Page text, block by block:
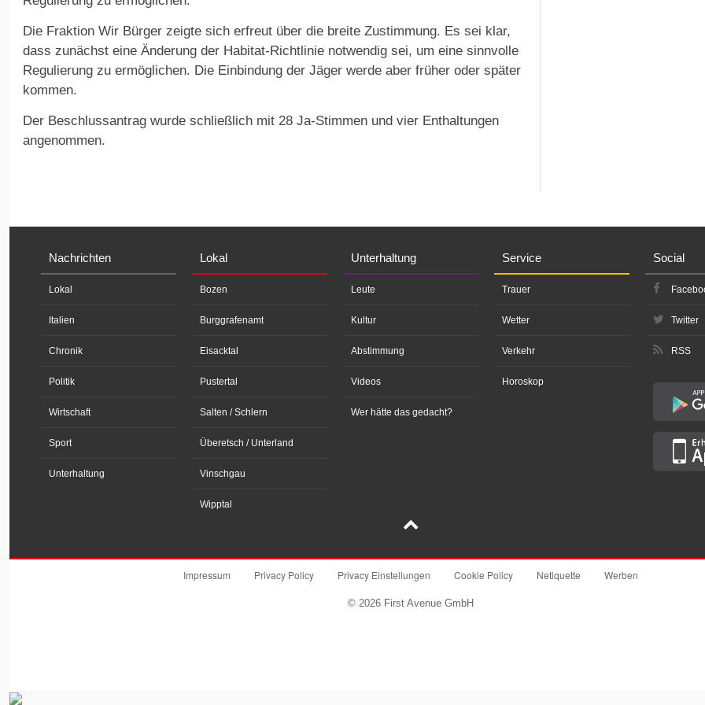
Die Fraktion Wir Bürger zeigte sich erfreut über die breite Zustimmung. Es sei klar,
dass zunächst eine Änderung der Habitat-Richtlinie notwendig sei, um eine sinnvolle
Regulierung zu ermöglichen. Die Einbindung der Jäger werde aber früher oder später
kommen.
Der Beschlussantrag wurde schließlich mit 28 Ja-Stimmen und vier Enthaltungen
angenommen.
Nachrichten
Lokal
Italien
Chronik
Politik
Wirtschaft
Sport
Unterhaltung
Lokal
Bozen
Burggrafenamt
Eisacktal
Pustertal
Salten / Schlern
Überetsch / Unterland
Vinschgau
Wipptal
Unterhaltung
Leute
Kultur
Abstimmung
Videos
Wer hätte das gedacht?
Service
Trauer
Wetter
Verkehr
Horoskop
Social
Twitter
RSS
Impressum Privacy Policy Privacy Einstellungen Cookie Policy Netiquette Werben
© 2026 First Avenue GmbH